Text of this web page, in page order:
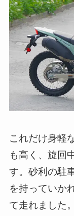
これだけ身軽
も高く、旋回
す。砂利の駐
を持っていか
て走れました